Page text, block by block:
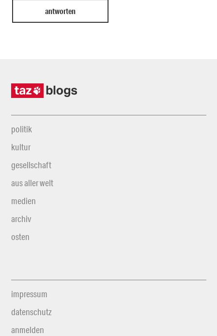
politik
kultur
gesellschaft
aus aller welt
medien
archiv
osten
impressum
datenschutz
anmelden